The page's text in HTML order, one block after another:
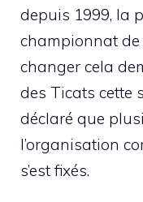
depuis 1999, la
championnat de
changer cela
des Ticats cette
déclaré que
l’organisation
s’est fixés.